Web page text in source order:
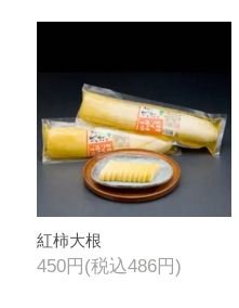
紅柿大根
450円(税込486円)